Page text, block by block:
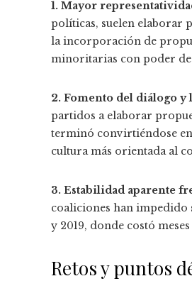
1. Mayor
políticas, suelen elaborar
la incorporación de
minoritarias con poder
2. Fomento del diálogo y
partidos a elaborar
terminó convirtiéndose
cultura más orientada al
3. Estabilidad aparente
coaliciones han impedido
y 2019, donde costó
Retos y puntos